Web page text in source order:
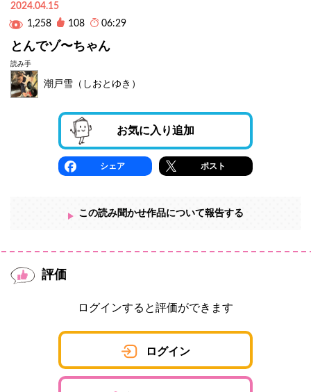
2024.04.15
1,258
108 06:29
とんでゾ〜ちゃん
読み手
潮戸雪（しおとゆき）
お気に入り追加
シェア ポスト
この読み聞かせ作品について報告する
評価
ログインすると評価ができます
ログイン